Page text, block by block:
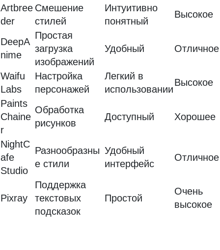
Artbree
der
Смешение
стилей
Интуитивно
понятный
Высокое
DeepA
nime
Простая
загрузка
изображений
Удобный Отличное
Waifu
Labs
Настройка
персонажей
Легкий в
использовании
Высокое
Paints
Chaine
r
Обработка
рисунков
Доступный Хорошее
NightC
afe
Studio
Разнообразны
е стили
Удобный
интерфейс
Отличное
Pixray
Поддержка
текстовых
подсказок
Простой
Очень
высокое